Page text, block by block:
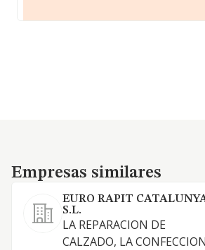
Empresas similares
Empresas similares
EURO RAPIT
S.L.
LA REPARACION DE
CALZADO, LA